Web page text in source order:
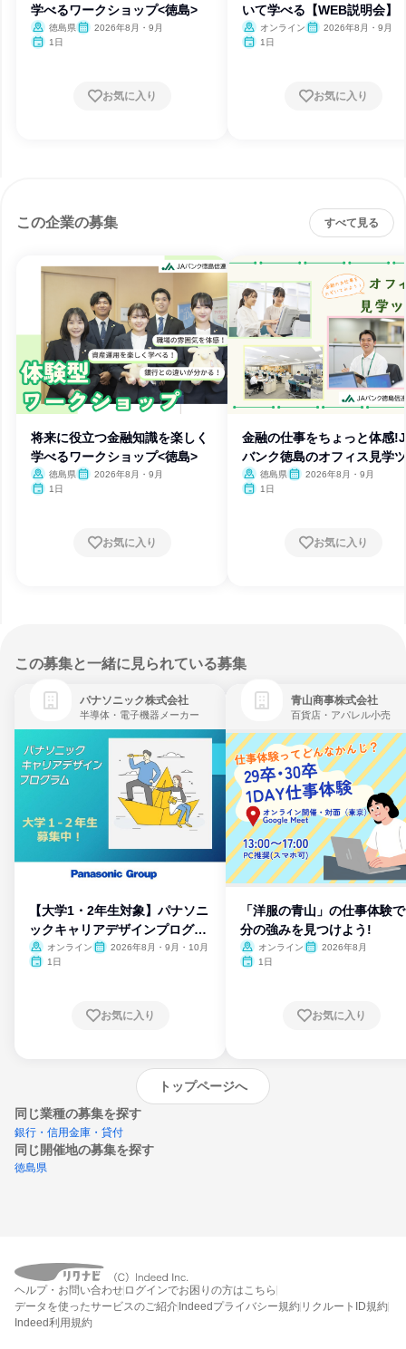
学べるワークショップ<徳島>
徳島県
2026年8月・9月
1日
お気に入り
いて学べる【WEB説明会】
オンライン
2026年8月・9月
1日
お気に入り
この企業の募集 すべて見る
将来に役立つ金融知識を楽しく
学べるワークショップ<徳島>
徳島県
2026年8月・9月
1日
お気に入り
金融の仕事をちょっと体感
バンク徳島のオフィス見学
ー 徳島県
2026年8月・9月
1日
お気に入り
この募集と一緒に見られている募集
パナソニック株式会社
半導体・電子機器メーカー
【大学1・2年生対象】パナソニ
ックキャリアデザインプログラ
ム
オンライン
2026年8月・9月・10月
1日
お気に入り
青山商事株式会社
百貨店・アパレル小売
「洋服の青山」の仕事体験
分の強みを見つけよう!
オンライン
2026年8月
1日
お気に入り
トップページへ
同じ業種の募集を探す
銀行・信用金庫・貸付
同じ開催地の募集を探す
徳島県
エントリーするとプログラムの詳細案内を
受け取れるようになります
ヘルプ・お問い合わせ ログインでお困りの方はこちら
データを使ったサービスのご紹介 Indeedプライバシー規約 リクルートID規約
Indeed利用規約